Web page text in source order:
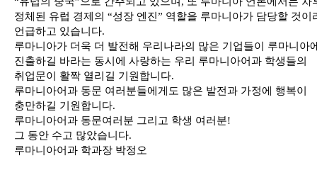
정체된 유럽 경제의 “성장 엔진” 역할을 루마니아가 담당할 것이
언급하고 있습니다.
루마니아가 더욱 더 발전해 우리나라의 많은 기업들이 루마니아
진출하길 바라는 동시에 사랑하는 우리 루마니아어과 학생들의
취업문이 활짝 열리길 기원합니다.
루마니아어과 동문 여러분들에게도 많은 발전과 가정에 행복이
충만하길 기원합니다.
루마니아어과 동문여러분 그리고 학생 여러분!
그 동안 수고 많았습니다.
루마니아어과 학과장 박정오